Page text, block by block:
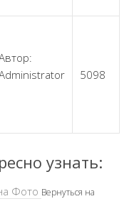
5098
узнать:
Фото Вернуться на